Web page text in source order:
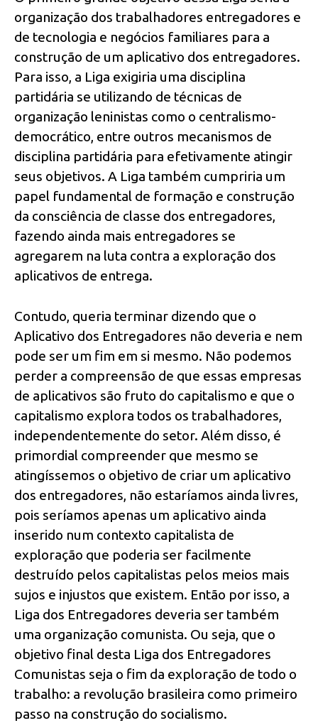
organização dos trabalhadores entregadores e
de tecnologia e negócios familiares para a
construção de um aplicativo dos entregadores.
Para isso, a Liga exigiria uma disciplina
partidária se utilizando de técnicas de
organização leninistas como o centralismo-
democrático, entre outros mecanismos de
disciplina partidária para efetivamente atingir
seus objetivos. A Liga também cumpriria um
papel fundamental de formação e construção
da consciência de classe dos entregadores,
fazendo ainda mais entregadores se
agregarem na luta contra a exploração dos
aplicativos de entrega.
Contudo, queria terminar dizendo que o
Aplicativo dos Entregadores não deveria e nem
pode ser um fim em si mesmo. Não podemos
perder a compreensão de que essas empresas
de aplicativos são fruto do capitalismo e que o
capitalismo explora todos os trabalhadores,
independentemente do setor. Além disso, é
primordial compreender que mesmo se
atingíssemos o objetivo de criar um aplicativo
dos entregadores, não estaríamos ainda livres,
pois seríamos apenas um aplicativo ainda
inserido num contexto capitalista de
exploração que poderia ser facilmente
destruído pelos capitalistas pelos meios mais
sujos e injustos que existem. Então por isso, a
Liga dos Entregadores deveria ser também
uma organização comunista. Ou seja, que o
objetivo final desta Liga dos Entregadores
Comunistas seja o fim da exploração de todo o
trabalho: a revolução brasileira como primeiro
passo na construção do socialismo.